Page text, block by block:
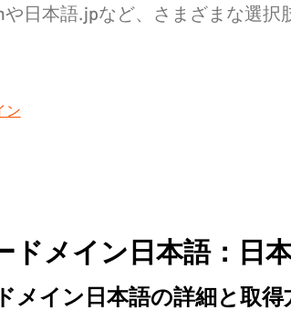
日本語.jpなど、さまざまな選択
ン
ドメイン日本語：日
メイン日本語の詳細と取得